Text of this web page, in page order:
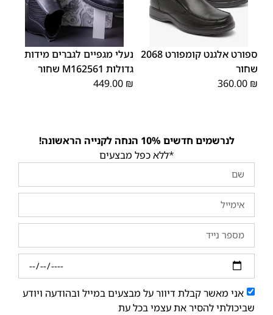
ספורט אלגנט קומפורט 2068
שחור
360.00 ₪
47
48
נעלי מגפיים לגברים מידות
גדולות M162561 שחור
449.00 ₪
לנרשמים חדשים 10% הנחה לקנייה הראשונה!
*ללא כפל מבצעים
אני מאשר קבלת דיוור על מבצעים במייל ובהודעה ויודע
שביכולתי להסיר את עצמי בכל עת